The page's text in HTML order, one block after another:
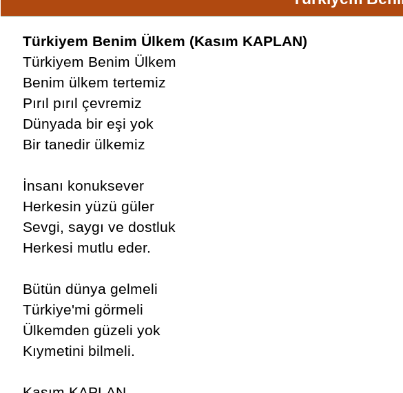
Türkiyem Benim Ülkem (Kasım KAPLAN)
Türkiyem Benim Ülkem
Benim ülkem tertemiz
Pırıl pırıl çevremiz
Dünyada bir eşi yok
Bir tanedir ülkemiz
İnsanı konuksever
Herkesin yüzü güler
Sevgi, saygı ve dostluk
Herkesi mutlu eder.
Bütün dünya gelmeli
Türkiye'mi görmeli
Ülkemden güzeli yok
Kıymetini bilmeli.